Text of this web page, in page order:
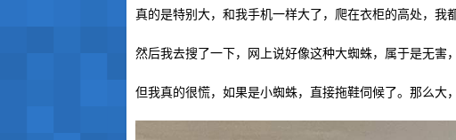
真的是特别大，和我手机一样大了，爬在衣柜的高处，我
然后我去搜了一下，网上说好像这种大蜘蛛，属于是无害，
但我真的很慌，如果是小蜘蛛，直接拖鞋伺候了。那么大